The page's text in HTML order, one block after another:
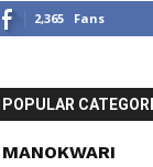
2,365 Fans
POPULAR
MANOKWARI